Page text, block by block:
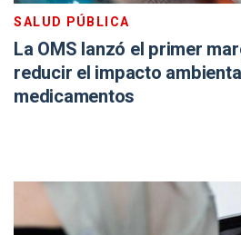
SALUD PÚBLICA
La OMS lanzó el primer
reducir el impacto
medicamentos